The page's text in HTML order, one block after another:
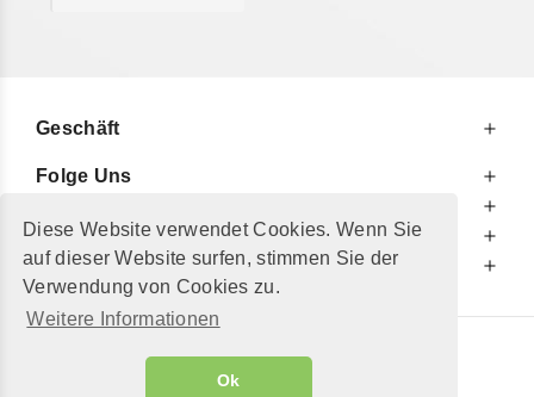
Diese Website verwendet Cookies. Wenn Sie
auf dieser Website surfen, stimmen Sie der
Verwendung von Cookies zu.
Weitere Informationen
Ok
Geschäft
Folge Uns
Zu Ihrer Information
Zusätzlich
© 2002 - 2026"Petershop GmbH"
Alle Preise inkl. MwSt. und zzgl.